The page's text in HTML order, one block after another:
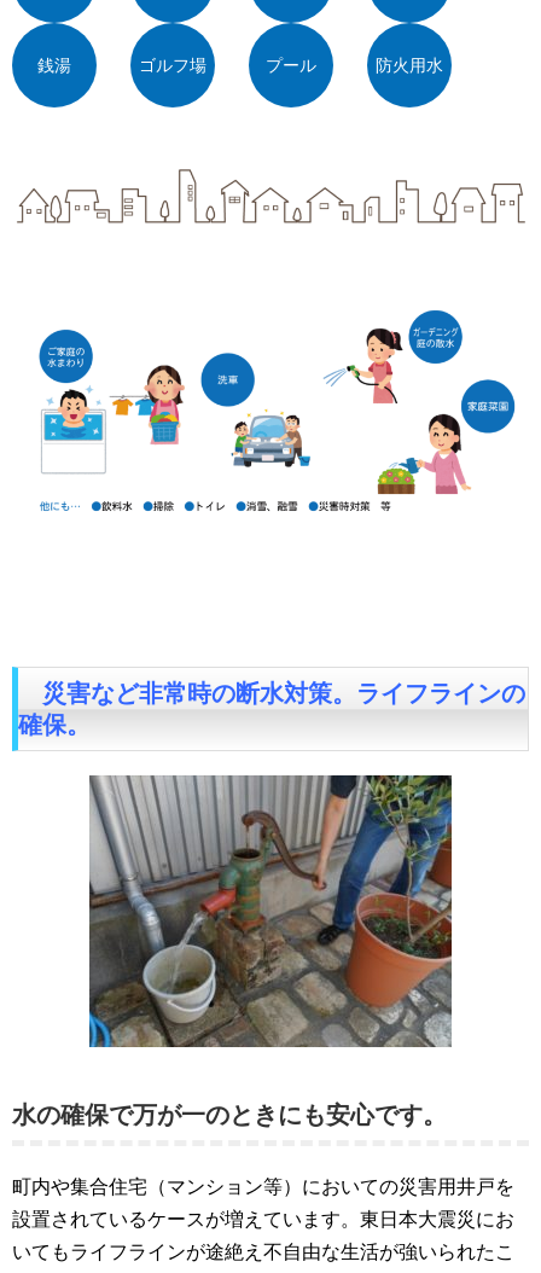
銭湯 ゴルフ場 プール 防火用水
災害など非常時の断水対策。ライフラインの
確保。
水の確保で万が一のときにも安心です。
町内や集合住宅（マンション等）においての災害用井戸を
設置されているケースが増えています。東日本大震災にお
いてもライフラインが途絶え不自由な生活が強いられたこ